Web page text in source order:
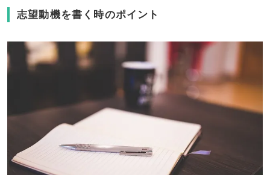
志望動機を書く時のポイント